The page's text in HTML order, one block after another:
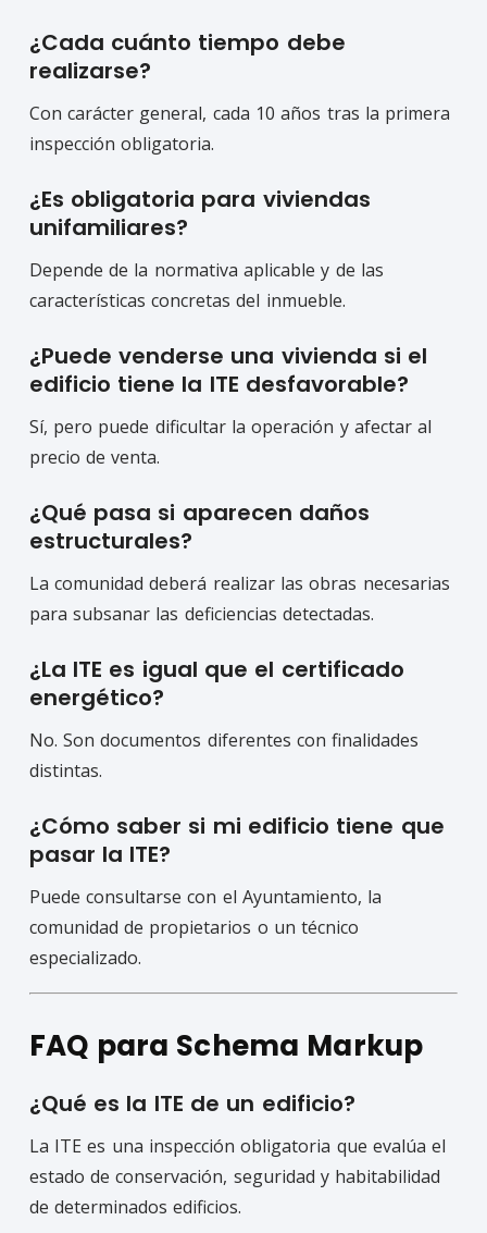
¿Cada cuánto tiempo debe
realizarse?
Con carácter general, cada 10 años tras la primera
inspección obligatoria.
¿Es obligatoria para viviendas
unifamiliares?
Depende de la normativa aplicable y de las
características concretas del inmueble.
¿Puede venderse una vivienda si el
edificio tiene la ITE desfavorable?
Sí, pero puede dificultar la operación y afectar al
precio de venta.
¿Qué pasa si aparecen daños
estructurales?
La comunidad deberá realizar las obras necesarias
para subsanar las deficiencias detectadas.
¿La ITE es igual que el certificado
energético?
No. Son documentos diferentes con finalidades
distintas.
¿Cómo saber si mi edificio tiene que
pasar la ITE?
Puede consultarse con el Ayuntamiento, la
comunidad de propietarios o un técnico
especializado.
FAQ para Schema Markup
¿Qué es la ITE de un edificio?
La ITE es una inspección obligatoria que evalúa el
estado de conservación, seguridad y habitabilidad
de determinados edificios.